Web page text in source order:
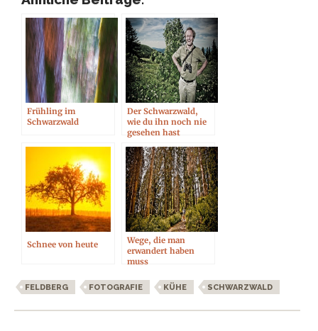
Frühling im
Schwarzwald
Der Schwarzwald,
wie du ihn noch nie
gesehen hast
Schnee von heute
Wege, die man
erwandert haben
muss
FELDBERG FOTOGRAFIE KÜHE SCHWARZWALD